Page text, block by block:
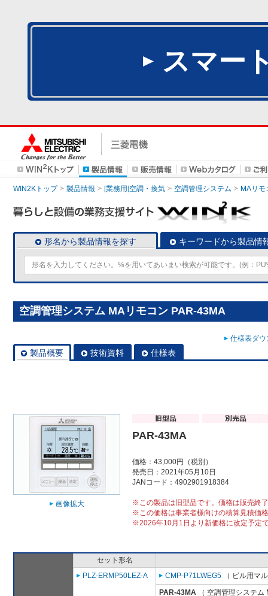
スマー
WIN2Kトップ 製品情報 [業務用]空調・換気 空調管理システム MAリモ
形名から製品情報を探す キーワードから製品情
空調管理システム MAリモコン PAR-43MA
仕様表ダ
製品概要 技術資料 仕様表
画像拡大
PAR-43MA
価格：43,000円（税別）
発売日：2021年05月10日
JANコード：4902901918384
※この製品は旧型品です。価格は販売終
※この価格は事業者様向けの積算見積価
※2026年10月1日より新価格に改定予定
セット形名
PLZ-ERMP50LEZ-A
CMP-P71LWEG5 （ ビル用マ
PAR-43MA （ 空調管理システム